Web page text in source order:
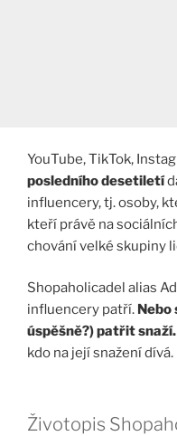
YouTube, TikTok,
posledního desetiletí
influencery, tj. osoby,
kteří právě na
chování velké skupiny
Shopaholicadel alias
influencery patří. Nebo
úspěšně?) patřit snaží.
kdo na její snažení dívá.
Životopis